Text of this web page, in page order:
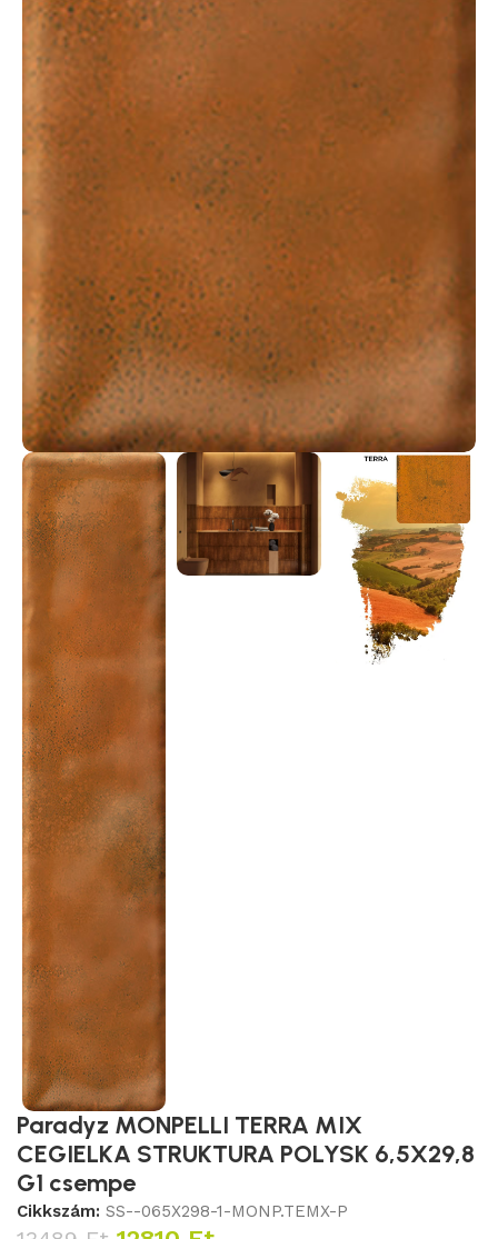
Paradyz MONPELLI TERRA MIX
CEGIELKA STRUKTURA POLYSK 6,5X29,8
G1 csempe
Cikkszám: SS--065X298-1-MONP.TEMX-P